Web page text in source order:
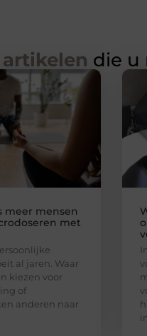
die u
meer mensen
met
al jaren. Waar
kiezen voor
of
anderen naar